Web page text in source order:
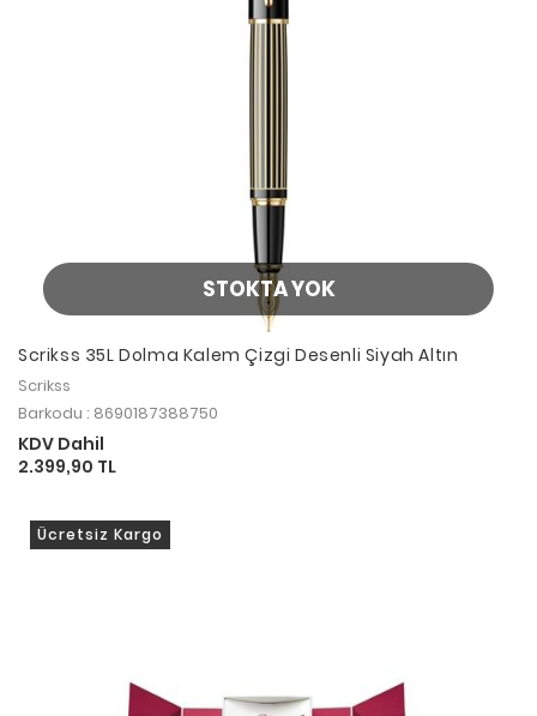
STOKTA YOK
Scrikss 35L Dolma Kalem Çizgi Desenli Siyah Altın
Scrikss
Barkodu : 8690187388750
KDV Dahil
2.399,90 TL
Ücretsiz Kargo